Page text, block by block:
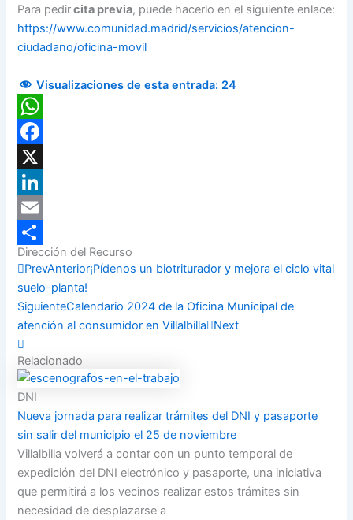
Para pedircita previa, puede hacerlo en el siguiente enlace:
https://www.comunidad.madrid/servicios/atencion-
ciudadano/oficina-movil
Visualizaciones de esta entrada: 24
WhatsApp
Facebook
X
LinkedIn
Email
Compartir
Dirección del Recurso
PrevAnterior¡Pídenos un biotriturador y mejora el ciclo vital
suelo-planta!
SiguienteCalendario 2024 de la Oficina Municipal de
atención al consumidor en Villalbilla
Next
Relacionado
DNI
Nueva jornada para realizar trámites del DNI y pasaporte
sin salir del municipio el 25 de noviembre
Villalbilla volverá a contar con un punto temporal de
expedición del DNI electrónico y pasaporte, una iniciativa
que permitirá a los vecinos realizar estos trámites sin
necesidad de desplazarse a